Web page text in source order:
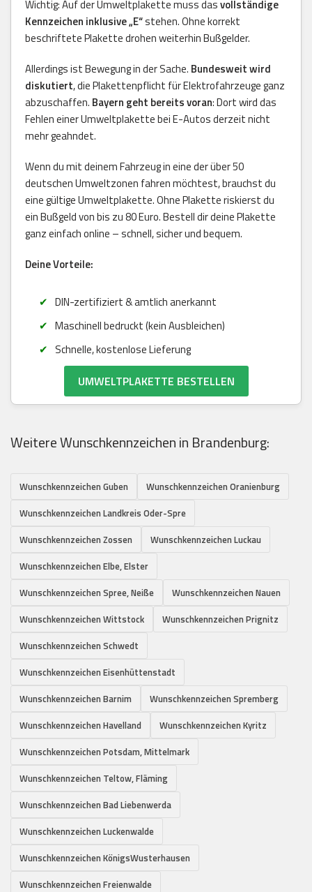
Wichtig: Auf der Umweltplakette muss dasvollständige
Kennzeichen inklusive „E“stehen. Ohne korrekt
beschriftete Plakette drohen weiterhin Bußgelder.
Allerdings ist Bewegung in der Sache. Bundesweit wird
diskutiert, die Plakettenpflicht für Elektrofahrzeuge ganz
abzuschaffen. Bayern geht bereits voran: Dort wird das
Fehlen einer Umweltplakette bei E-Autos derzeit nicht
mehr geahndet.
Wenn du mit deinem Fahrzeug in eine der über 50
deutschen Umweltzonen fahren möchtest, brauchst du
eine gültige Umweltplakette. Ohne Plakette riskierst du
ein Bußgeld von bis zu 80 Euro. Bestell dir deine Plakette
ganz einfach online – schnell, sicher und bequem.
Deine Vorteile:
DIN-zertifiziert & amtlich anerkannt
Maschinell bedruckt (kein Ausbleichen)
Schnelle, kostenlose Lieferung
UMWELTPLAKETTE BESTELLEN
Weitere Wunschkennzeichen in Brandenburg:
Wunschkennzeichen Guben
Wunschkennzeichen Oranienburg
Wunschkennzeichen Landkreis Oder-Spre
Wunschkennzeichen Zossen
Wunschkennzeichen Luckau
Wunschkennzeichen Elbe, Elster
Wunschkennzeichen Spree, Neiße
Wunschkennzeichen Nauen
Wunschkennzeichen Wittstock
Wunschkennzeichen Prignitz
Wunschkennzeichen Schwedt
Wunschkennzeichen Eisenhüttenstadt
Wunschkennzeichen Barnim
Wunschkennzeichen Spremberg
Wunschkennzeichen Havelland
Wunschkennzeichen Kyritz
Wunschkennzeichen Potsdam, Mittelmark
Wunschkennzeichen Teltow, Fläming
Wunschkennzeichen Bad Liebenwerda
Wunschkennzeichen Luckenwalde
Wunschkennzeichen KönigsWusterhausen
Wunschkennzeichen Freienwalde